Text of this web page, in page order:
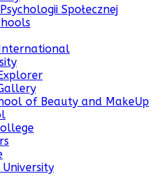
Społecznej
of Beauty and MakeUp